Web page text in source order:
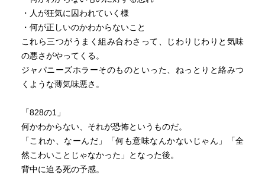
・人が狂気に囚われていく様
・何が正しいのかわからないこと
これら三つがうまく組み合わさって、じわりじわりと気味
の悪さがやってくる。
ジャパニーズホラーそのものといった、ねっとりと絡みつ
くような薄気味悪さ。
「828の1」
何かわからない、それが恐怖というものだ。
「これか、なーんだ」「何も意味なんかないじゃん」「全
然こわいことじゃなかった」となった後。
背中に迫る死の予感。